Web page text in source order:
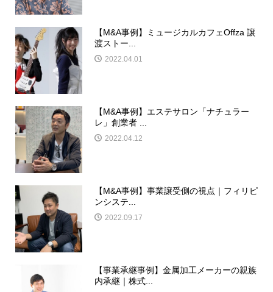
【M&A事例】ミュージカルカフェOffza 譲
渡ストー...
2022.04.01
【M&A事例】エステサロン「ナチュラー
レ」創業者 ...
2022.04.12
【M&A事例】事業譲受側の視点｜フィリピ
ンシステ...
2022.09.17
【事業承継事例】金属加工メーカーの親族
内承継｜株式...